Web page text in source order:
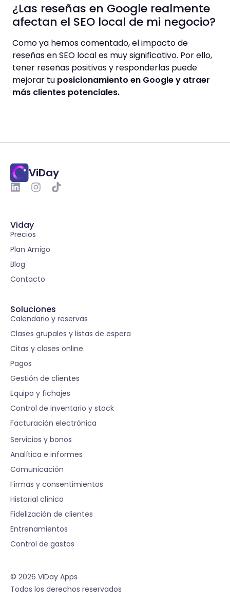
¿Las reseñas en Google realmente
afectan el SEO local de mi negocio?
Como ya hemos comentado, el impacto de
reseñas en SEO local es muy significativo. Por ello,
tener reseñas positivas y responderlas puede
mejorar tu posicionamiento en Google y atraer
más clientes potenciales.
ViDay
Viday
Precios
Plan Amigo
Blog
Contacto
Soluciones
Calendario y reservas
Clases grupales y listas de espera
Citas y clases online
Pagos
Gestión de clientes
Equipo y fichajes
Control de inventario y stock
Facturación electrónica
Servicios y bonos
Analítica e informes
Comunicación
Firmas y consentimientos
Historial clínico
Fidelización de clientes
Entrenamientos
Control de gastos
© 2026 ViDay Apps
Todos los derechos reservados